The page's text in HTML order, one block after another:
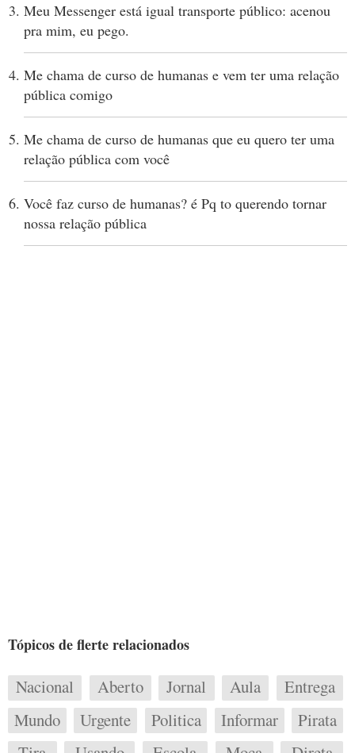
Meu Messenger está igual transporte público: acenou
pra mim, eu pego.
Me chama de curso de humanas e vem ter uma relação
pública comigo
Me chama de curso de humanas que eu quero ter uma
relação pública com você
Você faz curso de humanas? é Pq to querendo tornar
nossa relação pública
Tópicos de flerte relacionados
Nacional Aberto Jornal Aula
Entrega
Mundo
Urgente Politica Informar
Pirata